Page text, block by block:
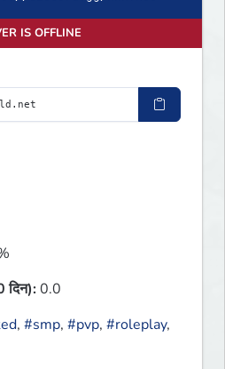
IS OFFLINE
दिन):0.0
, #smp, #pvp, #roleplay,